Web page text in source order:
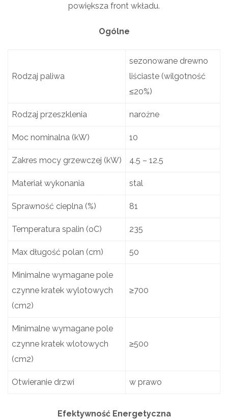
powiększa front wkładu.
Ogólne
Rodzaj paliwa
sezonowane drewno
liściaste (wilgotność
≤20%)
Rodzaj przeszklenia narożne
Moc nominalna (kW) 10
Zakres mocy grzewczej (kW) 4.5 – 12.5
Materiał wykonania stal
Sprawność cieplna (%) 81
Temperatura spalin (oC) 235
Max długość polan (cm) 50
Minimalne wymagane pole
czynne kratek wylotowych
(cm2)
≥700
Minimalne wymagane pole
czynne kratek wlotowych
(cm2)
≥500
Otwieranie drzwi w prawo
Efektywność Energetyczna